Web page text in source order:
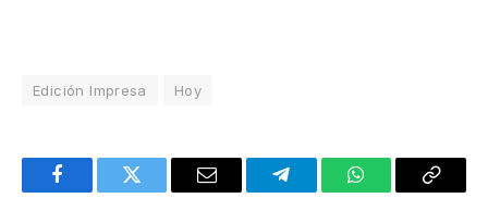
Edición Impresa Hoy
FacebookTwitter Email TelegramWhatsAppCopy